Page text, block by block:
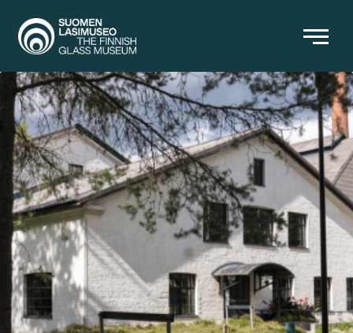
KIRJAT
MUUT TUOTTEET
PÄÄSYMAKSUT